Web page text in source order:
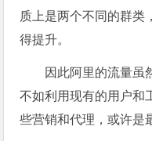
质上是两个不同的群类
得提升。
因此阿里的流量虽
不如利用现有的用户和
些营销和代理，或许是